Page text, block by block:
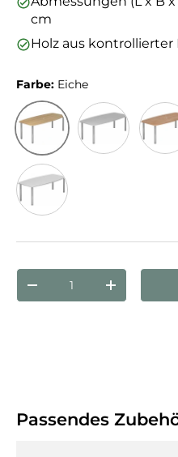
cm
Holz aus
Farbe: Eiche
Eiche
Anzahl
Menge verringernMenge
Passendes